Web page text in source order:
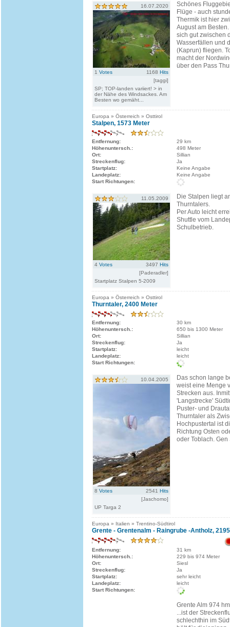
16.07.2020
1 Votes 1168 Hits
[taggi]
SP; TOP-landen variiert! > in
der Nähe des Windsackes. Am
Besten wo gemäht...
Schönes
Flüge - auch
Thermik ist hier
August am
sich gut zwischen
Wasserfällen und
(Kaprun) fliegen.
macht der
über den Pass
Europa » Österreich » Osttirol
Stalpen, 1573 Meter
Entfernung:
29 km
Höhenuntersch.:
498 Meter
Ort:
Sillian
Streckenflug:
Ja
Startplatz:
Keine Angabe
Landeplatz:
Keine Angabe
Start Richtungen:
11.05.2009
4 Votes 3497 Hits
[Paderadler]
Startplatz Stalpen 5-2009
Die Stalpen liegt
Thurntalers.
Per Auto leicht
Shuttle vom
Schulbetrieb.
Europa » Österreich » Osttirol
Thurntaler, 2400 Meter
Entfernung:
30 km
Höhenuntersch.:
650 bis 1300 Meter
Ort:
Sillian
Streckenflug:
Ja
Startplatz:
leicht
Landeplatz:
leicht
Start Richtungen:
10.04.2005
8 Votes 2541 Hits
[Jaschomo]
UP Targa 2
Das schon lange
weist eine Menge
Strecken aus.
'Langstrecke'
Puster- und
Thurntaler als
Hochpustertal ist
Richtung Osten
oder Toblach.
Europa » Italien » Trentino-Südtirol
Grente - Grentenalm - Raingrube -Antholz,
Entfernung:
31 km
Höhenuntersch.:
229 bis 974 Meter
Ort:
Siesl
Streckenflug:
Ja
Startplatz:
sehr leicht
Landeplatz:
leicht
Start Richtungen:
Grente Alm 974 hm
...ist der
schlechthin im